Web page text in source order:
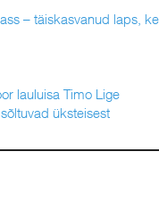
– täiskasvanud laps, kes
lauluisa Timo Lige